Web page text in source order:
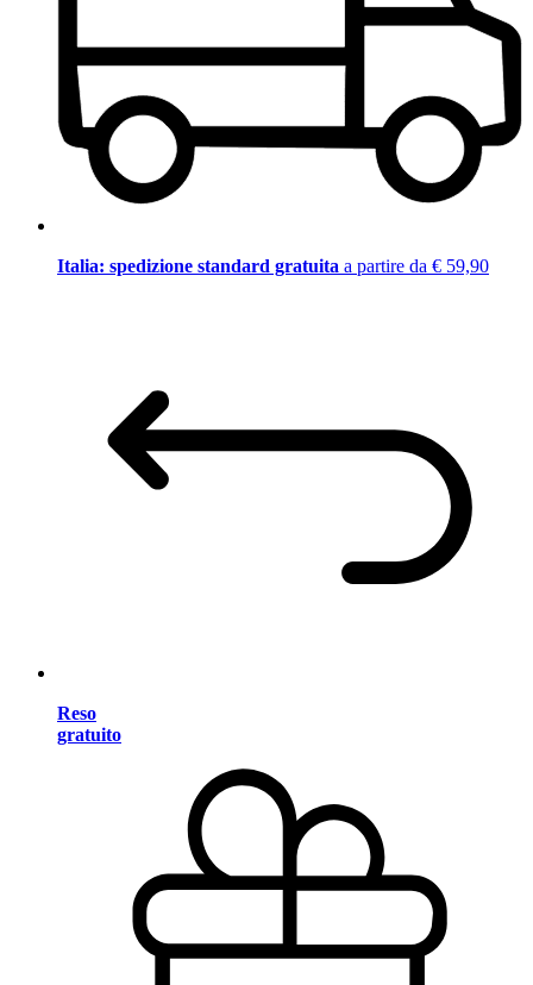
Italia: spedizione standard gratuita a partire da € 59,90
Reso
gratuito